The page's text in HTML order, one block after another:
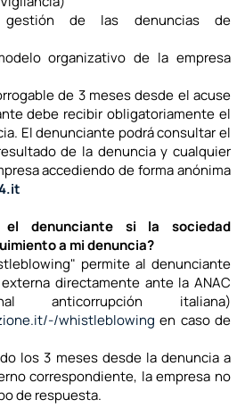
de las denuncias de
organizativo de la empresa
de 3 meses desde el acuse
debe recibir obligatoriamente el
El denunciante podrá consultar el
de la denuncia y cualquier
accediendo de forma anónima
el denunciante si la sociedad
a mi denuncia?
permite al denunciante
directamente ante la ANAC
whistleblowing en caso de
los 3 meses desde la denuncia a
correspondiente, la empresa no
de respuesta.